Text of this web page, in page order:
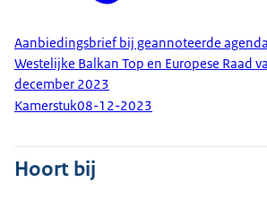
Aanbiedingsbrief bij geannoteerde
Westelijke Balkan Top en Europese Raad
december 2023
Kamerstuk08-12-2023
Hoort bij